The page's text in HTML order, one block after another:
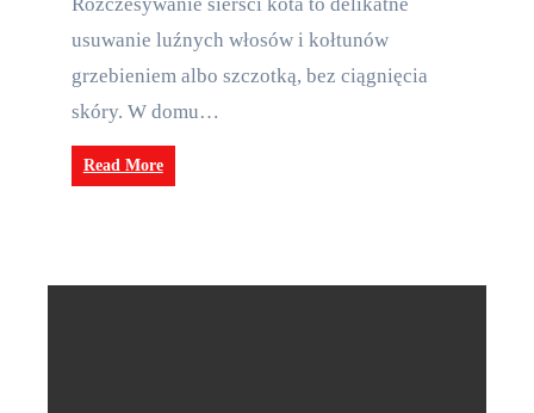
Rozczesywanie sierści kota to delikatne
usuwanie luźnych włosów i kołtunów
grzebieniem albo szczotką, bez ciągnięcia
skóry. W domu…
Read More